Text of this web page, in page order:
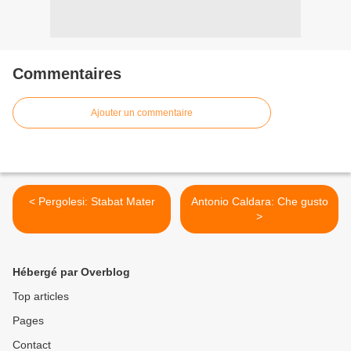
Commentaires
Ajouter un commentaire
< Pergolesi: Stabat Mater
Antonio Caldara: Che gusto
>
Hébergé par Overblog
Top articles
Pages
Contact